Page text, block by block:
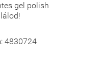
gel polish
4830724